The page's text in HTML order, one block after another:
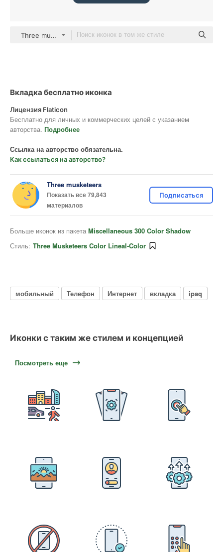
Three musketeers color lineal-color
Вкладка бесплатно иконка
Лицензия Flaticon
Бесплатно для личных и коммерческих целей с указанием
авторства. Подробнее
Ссылка на авторство обязательна.
Как ссылаться на авторство?
Three musketeers
Показать все 79,843
материалов
Подписаться
Больше иконок из пакета Miscellaneous 300 Color Shadow
Стиль: Three Musketeers Color Lineal-Color
мобильный Телефон Интернет вкладка ipaq
Иконки с таким же стилем и концепцией
Посмотреть еще